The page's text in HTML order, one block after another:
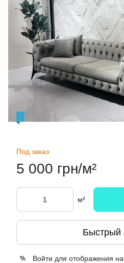
Под заказ
5 000 грн/м²
м²
Быстрый
% Войти для отображения